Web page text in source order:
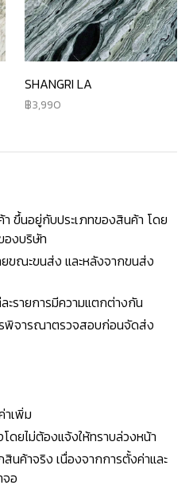
SHANGRI LA
3,990
ขึ้นอยู่กับประเภทของสินค้า โดย
องบริษัท
ขณะขนส่ง และหลังจากขนส่ง
ะรายการมีความแตกต่างกัน
พิจารณาตรวจสอบก่อนจัดส่ง
าเพิ่ม
ดยไม่ต้องแจ้งให้ทราบล่วงหน้า
นค้าจริง เนื่องจากการตั้งค่าและ
อ